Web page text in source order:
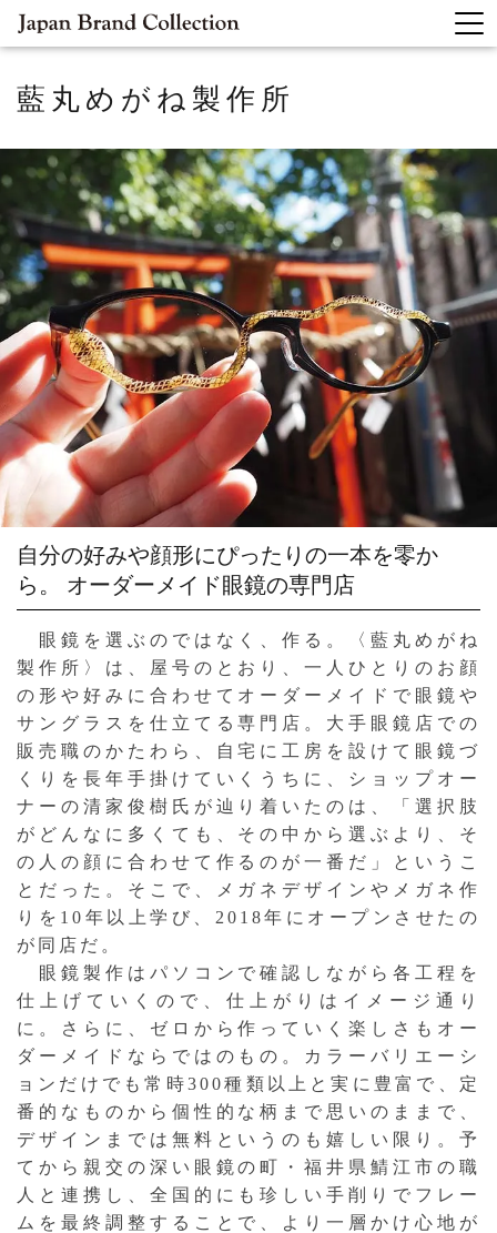
藍丸めがね製作所
自分の好みや顔形にぴったりの一本を零か
ら。
オーダーメイド眼鏡の専門店
眼鏡を選ぶのではなく、作る。〈藍丸めがね
製作所〉は、屋号のとおり、一人ひとりのお顔
の形や好みに合わせてオーダーメイドで眼鏡や
サングラスを仕立てる専門店。大手眼鏡店での
販売職のかたわら、自宅に工房を設けて眼鏡づ
くりを長年手掛けていくうちに、ショップオー
ナーの清家俊樹氏が辿り着いたのは、「選択肢
がどんなに多くても、その中から選ぶより、そ
の人の顔に合わせて作るのが一番だ」というこ
とだった。そこで、メガネデザインやメガネ作
りを10年以上学び、2018年にオープンさせたの
が同店だ。
眼鏡製作はパソコンで確認しながら各工程を
仕上げていくので、仕上がりはイメージ通り
に。さらに、ゼロから作っていく楽しさもオー
ダーメイドならではのもの。カラーバリエーシ
ョンだけでも常時300種類以上と実に豊富で、定
番的なものから個性的な柄まで思いのままで、
デザインまでは無料というのも嬉しい限り。予
てから親交の深い眼鏡の町・福井県鯖江市の職
人と連携し、全国的にも珍しい手削りでフレー
ムを最終調整することで、より一層かけ心地が